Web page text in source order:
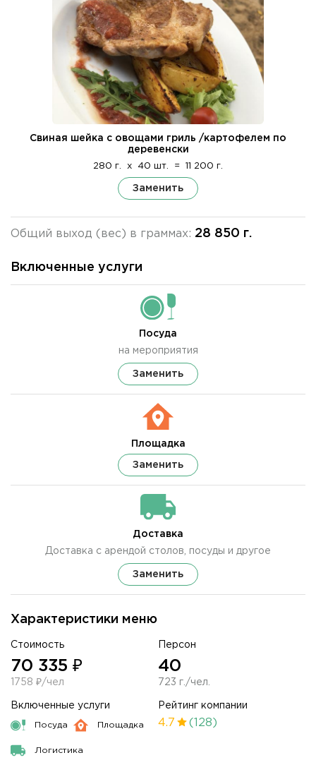
Характеристики меню
Стоимость
70 335 ₽
1758 ₽/чел
Персон
40
723 г./чел.
Включенные услуги
Посуда Площадка
Логистика
Рейтинг компании
4.7 (128)
Свиная шейка с овощами гриль /картофелем по
деревенски
280 г. x 40 шт. = 11 200 г.
Заменить
Общий выход (вес) в граммах: 28 850 г.
Включенные услуги
Посуда
на мероприятия
Заменить
Площадка
Заменить
Доставка
Доставка с арендой столов, посуды и другое
Заменить